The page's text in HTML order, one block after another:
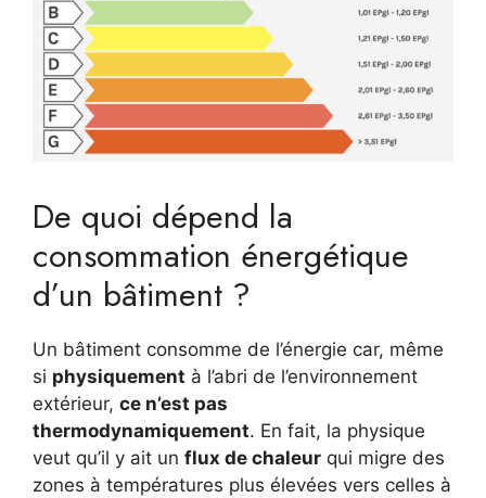
De quoi dépend la
consommation énergétique
d’un bâtiment ?
Un bâtiment consomme de l’énergie car, même
si physiquement à l’abri de l’environnement
extérieur, ce n’est pas
thermodynamiquement. En fait, la physique
veut qu’il y ait un flux de chaleur qui migre des
zones à températures plus élevées vers celles à